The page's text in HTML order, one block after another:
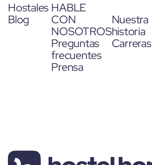
Hostales
Blog
HABLE
CON
NOSOTROS
Preguntas
frecuentes
Prensa
Nuestra
historia
Carreras